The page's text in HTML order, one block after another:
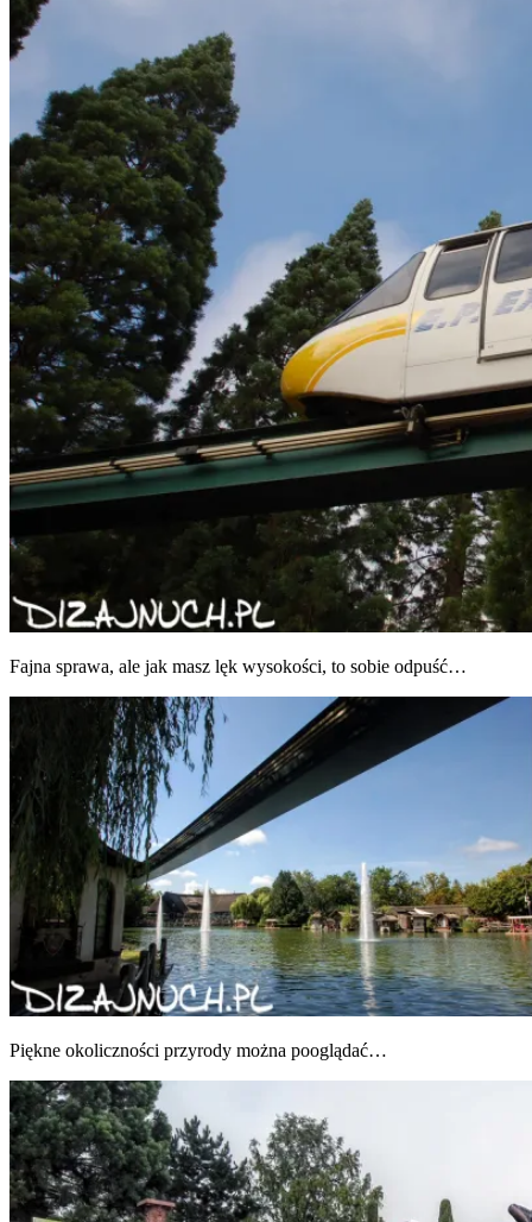
Faj­na spra­wa, ale jak masz lęk wyso­ko­ści, to sobie odpuść…
Pięk­ne oko­licz­no­ści przy­ro­dy moż­na pooglądać…